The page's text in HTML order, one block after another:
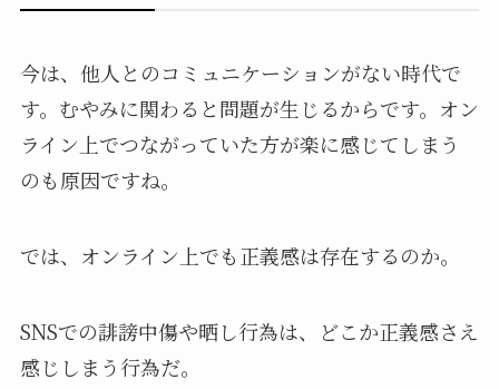
今は、他人とのコミュニケーションがない時代で
す。むやみに関わると問題が生じるからです。オン
ライン上でつながっていた方が楽に感じてしまう
のも原因ですね。
では、オンライン上でも正義感は存在するのか。
SNSでの誹謗中傷や晒し行為は、どこか正義感さえ
感じしまう行為だ。